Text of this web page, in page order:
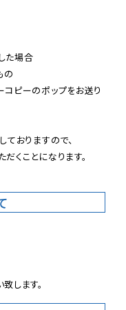
た場合
の
ピーのポップをお送り
おりますので、
くことになります。
します。